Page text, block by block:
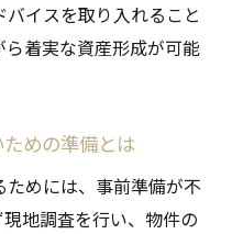
イスを取り入れること
着実な資産形成が可能
めの準備とは
めには、事前準備が不
地調査を行い、物件の